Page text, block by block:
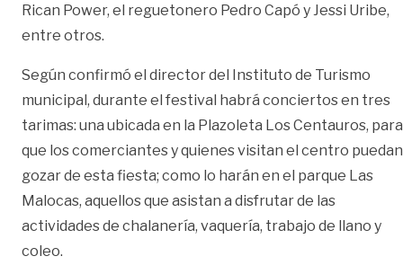
Rican Power, el reguetonero Pedro Capó y Jessi Uribe,
entre otros.
Según confirmó el director del Instituto de Turismo
municipal, durante el festival habrá conciertos en tres
tarimas: una ubicada en la Plazoleta Los Centauros, para
que los comerciantes y quienes visitan el centro puedan
gozar de esta fiesta; como lo harán en el parque Las
Malocas, aquellos que asistan a disfrutar de las
actividades de chalanería, vaquería, trabajo de llano y
coleo.